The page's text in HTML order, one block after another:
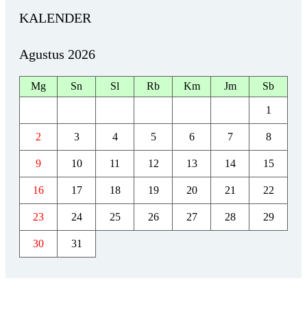
KALENDER
Agustus 2026
Mg Sn Sl Rb Km Jm Sb
1
2 3 4 5 6 7 8
9 10 11 12 13 14 15
16 17 18 19 20 21 22
23 24 25 26 27 28 29
30 31